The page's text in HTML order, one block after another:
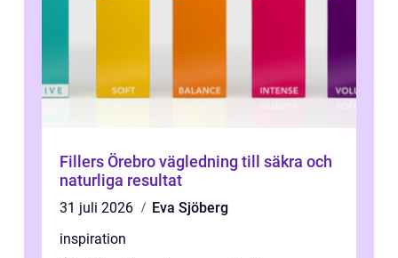
Fillers Örebro vägledning till säkra och
naturliga resultat
31 juli 2026
Eva Sjöberg
inspiration